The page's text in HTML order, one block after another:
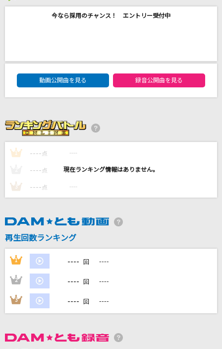
[生音]I LOVE YOU
SMAP
貴方解剖純愛歌～死ね～
Falco-ファルコ-
aiko
カラオケ最新情報をチェック！
今なら採用のチャンス！ エントリー受付中
DAM★ともボーカルエントリーランキング
動画公開曲を見る
録音公開曲を見る
1 ---- 点 ----
---- 点 ----
3 ---- 点 ----
再生回数ランキング
1 ---- 回 ----
2 ---- 回 ----
3 ---- 回 ----